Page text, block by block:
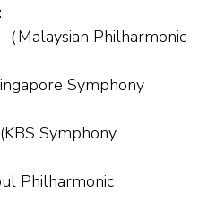
Philharmonic
Symphony
Symphony
Philharmonic